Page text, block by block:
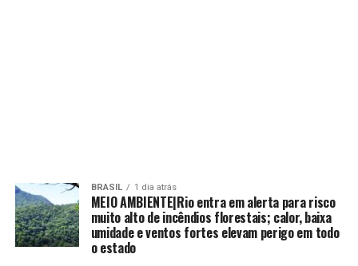
BRASIL 1 dia atrás
MEIO AMBIENTE|Rio entra em alerta para risco
muito alto de incêndios florestais; calor, baixa
umidade e ventos fortes elevam perigo em todo
o estado